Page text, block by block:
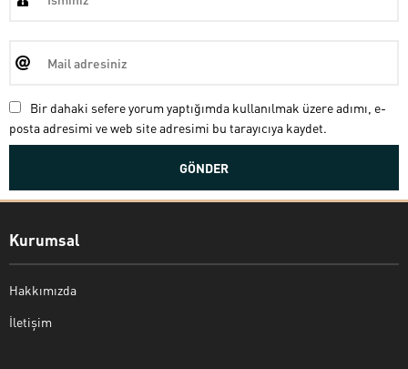
Bir dahaki sefere yorum yaptığımda kullanılmak üzere adımı, e-
posta adresimi ve web site adresimi bu tarayıcıya kaydet.
Kurumsal
Hakkımızda
İletişim